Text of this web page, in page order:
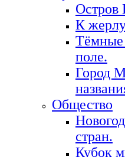
Остров
К
Тёмные
поле.
Город
Общество
стран.
Кубок